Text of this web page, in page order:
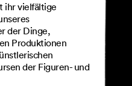
ihr vielfältige
der Dinge,
Produktionen
der Figuren- und